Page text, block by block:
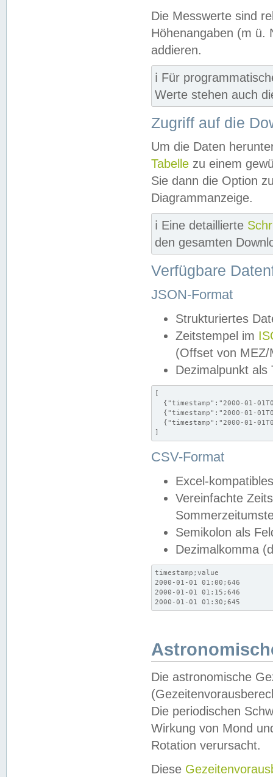
Die Messwerte sind
Höhenangaben (m ü.
addieren.
ℹ️ Für
Werte stehen auch
Zugriff auf die
Um die Daten
Tabelle zu einem
Sie dann die Option
Diagrammanzeige.
ℹ️ Eine detaillierte
den gesamten
Verfügbare
JSON-Format
Strukturiertes
Zeitstempel im
(Offset von MEZ/
Dezimalpunkt als
[
{"timestamp":"2000-01-
{"timestamp":"2000-01-
{"timestamp":"2000-01-
]
CSV-Format
Excel-
Vereinfachte
Semikolon als
Dezimalkomma
timestamp;value
2000-01-01 01:00;646
2000-01-01 01:15;646
2000-01-01 01:30;645
Die astronomische
Die periodischen
Wirkung von Mond
Rotation verursacht.
Diese